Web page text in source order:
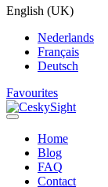
English (UK)
Nederlands
Français
Deutsch
Favourites
Home
Blog
FAQ
Contact